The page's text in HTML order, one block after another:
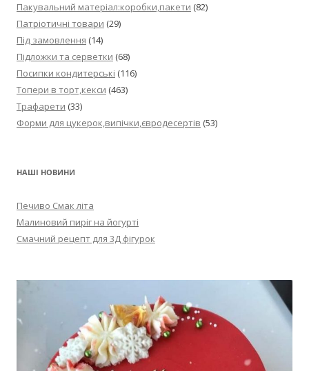
Пакувальний матеріал:коробки,пакети (82)
Патріотичні товари (29)
Під замовлення (14)
Підложки та серветки (68)
Посипки кондитерські (116)
Топери в торт,кекси (463)
Трафарети (33)
Форми для цукерок,випічки,євродесертів (53)
НАШІ НОВИНИ
Печиво Смак літа
Малиновий пиріг на йогурті
Смачний рецепт для 3Д фігурок